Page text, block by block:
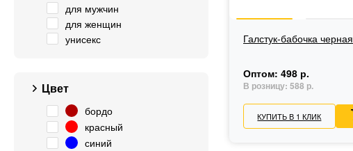
для мужчин
для женщин
унисекс
Цвет
бордо
красный
синий
Галстук-бабочка черная
Оптом: 498 р.
В розницу: 588 р.
КУПИТЬ В 1 КЛИК